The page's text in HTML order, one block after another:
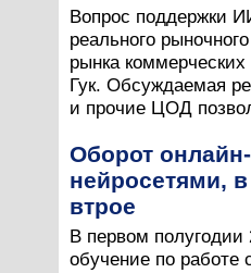
Вопрос поддержки
реального
рынка
Гук. Обсуждаемая
и прочие ЦОД
Оборот
нейросетями,
втрое
В первом полугодии
обучение по